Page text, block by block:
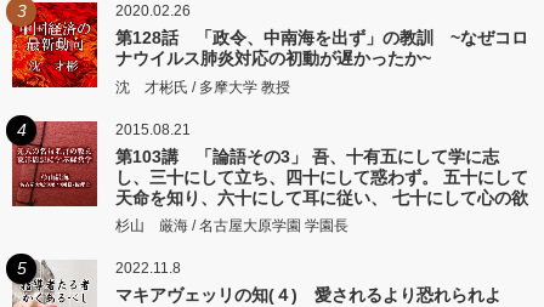
3 2020.02.26
第128話 「政令、中南海を出ず」の教訓 ~なぜコロ
ナウイルス肺炎対応の初動が遅かったか~
沈 才彬氏 / 多摩大学 教授
4 2015.08.21
第103講 「論語その3」 吾、十有五にして学に志
し、三十にして立ち、四十にして惑わず。 五十にして
天命を知り、六十にして耳に従い、 七十にして心の欲
するところに従いて矩をこえず。
杉山 厳海 / 名古屋大原学園 学園長
5 2022.11.8
マキアヴェッリの知(４) 愛されるより恐れられよ